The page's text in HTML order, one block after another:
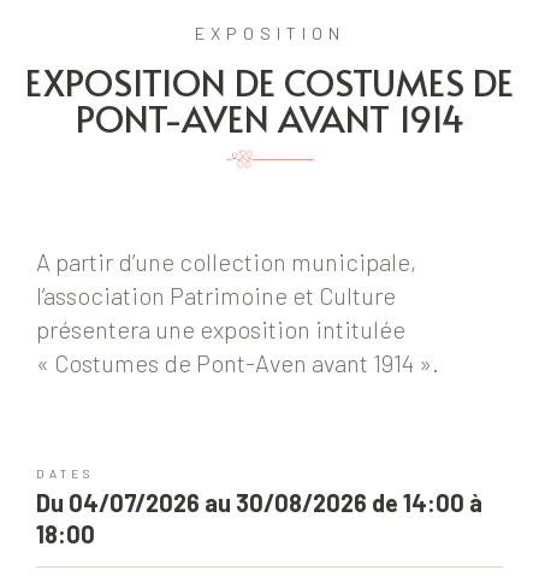
EXPOSITION
EXPOSITION DE COSTUMES DE
PONT-AVEN AVANT 1914
A partir d’une collection municipale,
l’association Patrimoine et Culture
présentera une exposition intitulée
« Costumes de Pont-Aven avant 1914 ».
DATES
Du 04/07/2026 au 30/08/2026 de 14:00 à
18:00